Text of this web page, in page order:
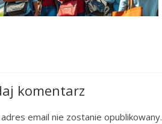
komentarz
email nie zostanie opublikowany.